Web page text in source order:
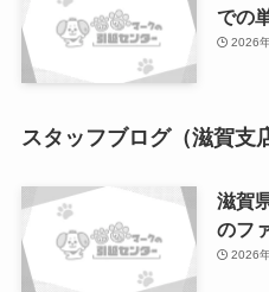
での
2026
スタッフブログ（滋賀支
滋賀
のフ
2026